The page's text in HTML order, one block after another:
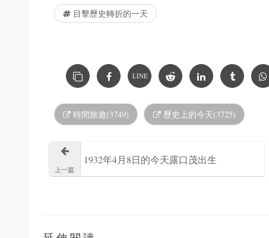
目擊歷史轉折的一天
LINE
時間旅遊(3749) 歷史上的今天(3725)
上一篇
1932年4月8日的今天露口茂出生